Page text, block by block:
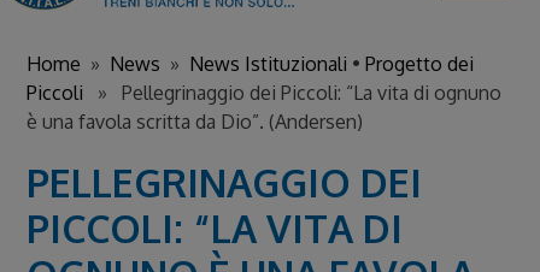
Home » News » News Istituzionali •Progetto dei
Piccoli » Pellegrinaggio dei Piccoli: “La vita di ognuno
è una favola scritta da Dio”. (Andersen)
PELLEGRINAGGIO DEI
PICCOLI: “LA VITA DI